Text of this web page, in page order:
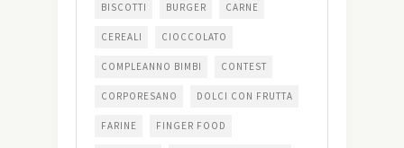
BISCOTTI BURGER CARNE
CEREALI CIOCCOLATO
COMPLEANNO BIMBI CONTEST
CORPORESANO DOLCI CON FRUTTA
FARINE FINGER FOOD